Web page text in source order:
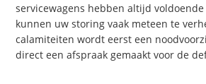
servicewagens hebben altijd
kunnen uw storing vaak meteen te
calamiteiten wordt eerst een
direct een afspraak gemaakt voor de